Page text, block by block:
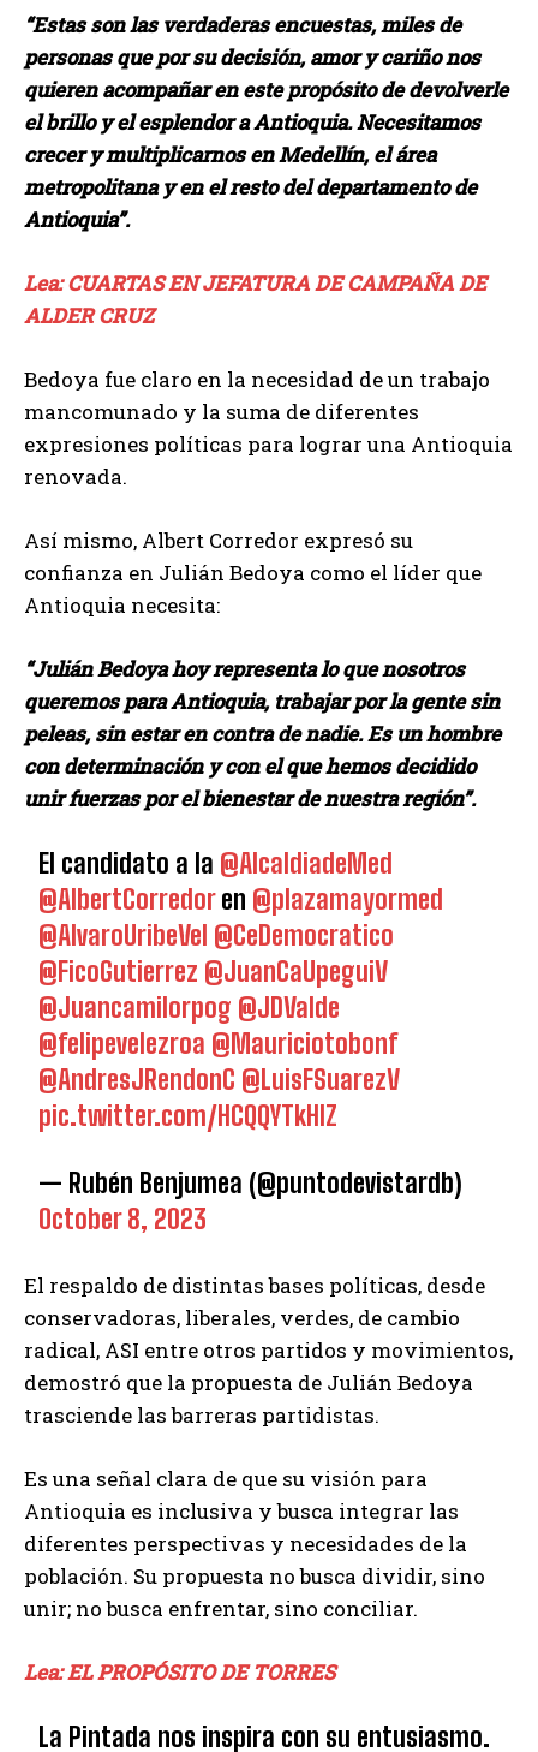
“Estas son las verdaderas encuestas, miles de
personas que por su decisión, amor y cariño nos
quieren acompañar en este propósito de devolverle
el brillo y el esplendor a Antioquia. Necesitamos
crecer y multiplicarnos en Medellín, el área
metropolitana y en el resto del departamento de
Antioquia”.
Lea: CUARTAS EN JEFATURA DE CAMPAÑA DE
ALDER CRUZ
Bedoya fue claro en la necesidad de un trabajo
mancomunado y la suma de diferentes
expresiones políticas para lograr una Antioquia
renovada.
Así mismo, Albert Corredor expresó su
confianza en Julián Bedoya como el líder que
Antioquia necesita:
“Julián Bedoya hoy representa lo que nosotros
queremos para Antioquia, trabajar por la gente sin
peleas, sin estar en contra de nadie. Es un hombre
con determinación y con el que hemos decidido
unir fuerzas por el bienestar de nuestra región”.
El candidato a la @AlcaldiadeMed
@AlbertCorredoren @plazamayormed
@AlvaroUribeVel @CeDemocratico
@FicoGutierrez @JuanCaUpeguiV
@Juancamilorpog @JDValde
@felipevelezroa @Mauriciotobonf
@AndresJRendonC @LuisFSuarezV
pic.twitter.com/HCQQYTkHlZ
— Rubén Benjumea (@puntodevistardb)
October 8, 2023
El respaldo de distintas bases políticas, desde
conservadoras, liberales, verdes, de cambio
radical, ASI entre otros partidos y movimientos,
demostró que la propuesta de Julián Bedoya
trasciende las barreras partidistas.
Es una señal clara de que su visión para
Antioquia es inclusiva y busca integrar las
diferentes perspectivas y necesidades de la
población. Su propuesta no busca dividir, sino
unir; no busca enfrentar, sino conciliar.
Lea: EL PROPÓSITO DE TORRES
La Pintada nos inspira con su entusiasmo.